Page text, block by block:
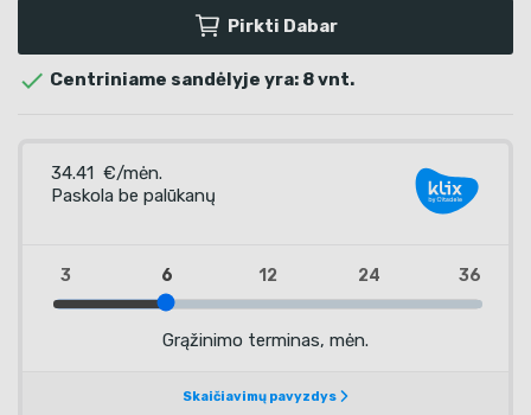
Pirkti Dabar
 Centriniame sandėlyje yra: 8 vnt.